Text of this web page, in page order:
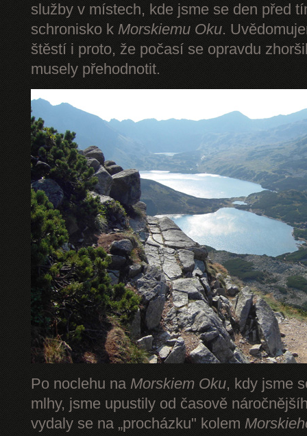
služby v místech, kde jsme se den před
schronisko k Morskiemu Oku.
štěstí i proto, že počasí se opravdu
musely přehodnotit.
Po noclehu na Morskiem Oku, kdy jsme
mlhy, jsme upustily od časově
vydaly se na „procházku" kolem